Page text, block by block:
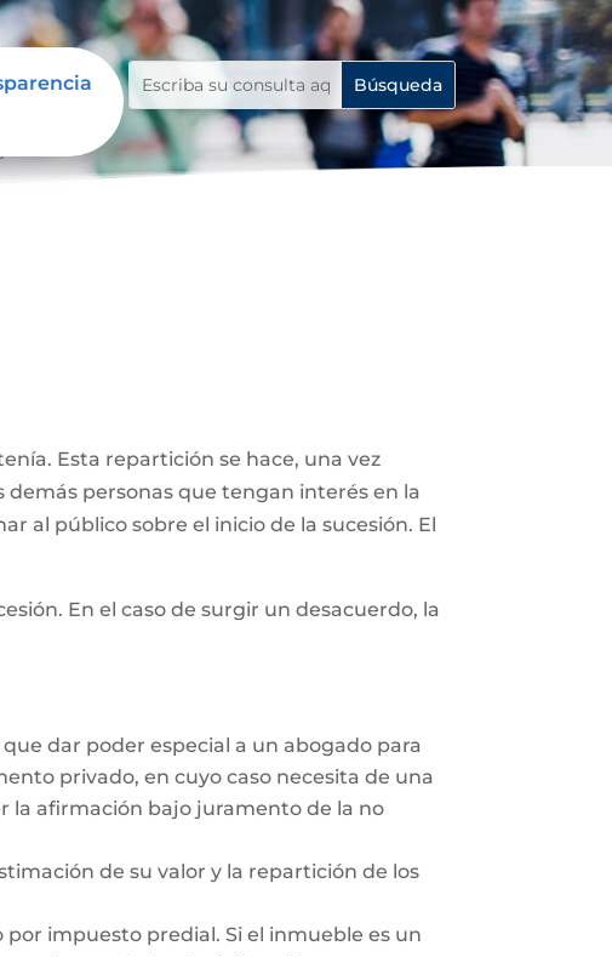
Esta repartición se hace, una vez
demás personas que tengan interés en la
al público sobre el inicio de la sucesión. El
En el caso de surgir un desacuerdo, la
dar poder especial a un abogado para
privado, en cuyo caso necesita de una
la afirmación bajo juramento de la no
de su valor y la repartición de los
impuesto predial. Si el inmueble es un